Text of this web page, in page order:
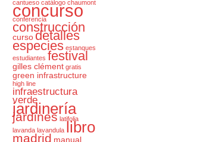
cantueso catálogo chaumont
concurso
conferencia
construcción
cursodetalles
especies estanques
estudiantes festival
gilles clément gratis
green infrastructure
high line
infraestructura
verde
jardinería
jardines latifolia
lavanda lavandula libro
madrid manual